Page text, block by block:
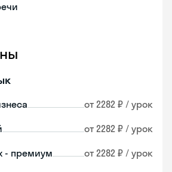
от 2282 ₽ / урок
от 2282 ₽ / урок
- премиум от 2282 ₽ / урок